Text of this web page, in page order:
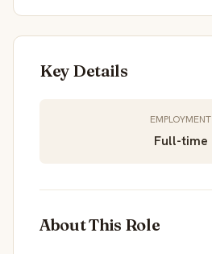
Key Details
EMPLOYMENT
Full-time
About This Role